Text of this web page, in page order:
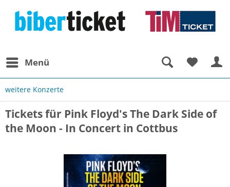
Menü
weitere Konzerte
Tickets für Pink Floyd's The Dark Side of
the Moon - In Concert in Cottbus